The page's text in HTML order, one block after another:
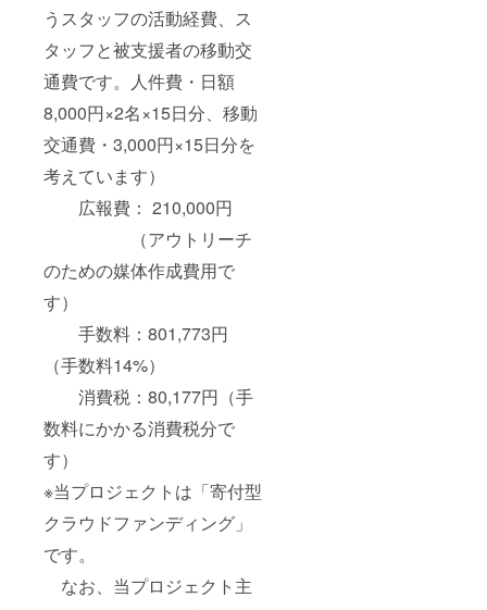
うスタッフの活動経費、ス
タッフと被支援者の移動交
通費です。人件費・日額
8,000円×2名×15日分、移動
交通費・3,000円×15日分を
考えています）
広報費： 210,000円
（アウトリーチ
のための媒体作成費用で
す）
手数料：801,773円
（手数料14%）
消費税：80,177円（手
数料にかかる消費税分で
す）
※当プロジェクトは「寄付型
クラウドファンディング」
です。
なお、当プロジェクト主